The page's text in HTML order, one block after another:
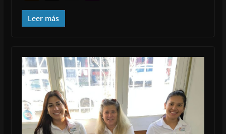
ac
e
o
o
k
m
ai
A
p
p
Leer más